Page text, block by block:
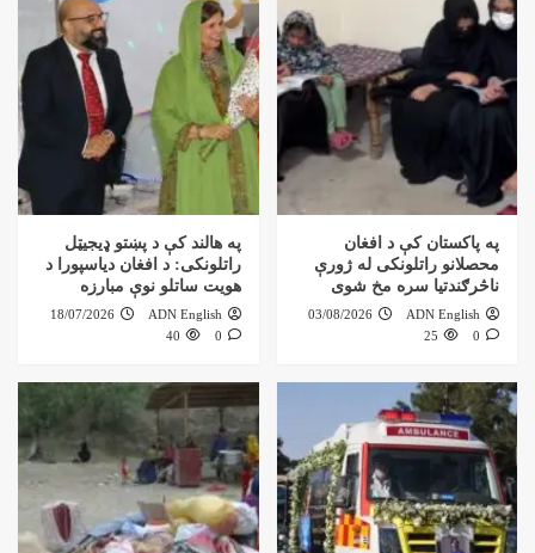
په پاکستان کې د افغان
محصلانو راتلونکی له ژورې
ناڅرګندتیا سره مخ شوی
ADN English
03/08/2026
0
25
په هالند کې د پښتو ډیجیټل
راتلونکی: د افغان دیاسپورا د
هویت ساتلو نوې مبارزه
ADN English
18/07/2026
0
40